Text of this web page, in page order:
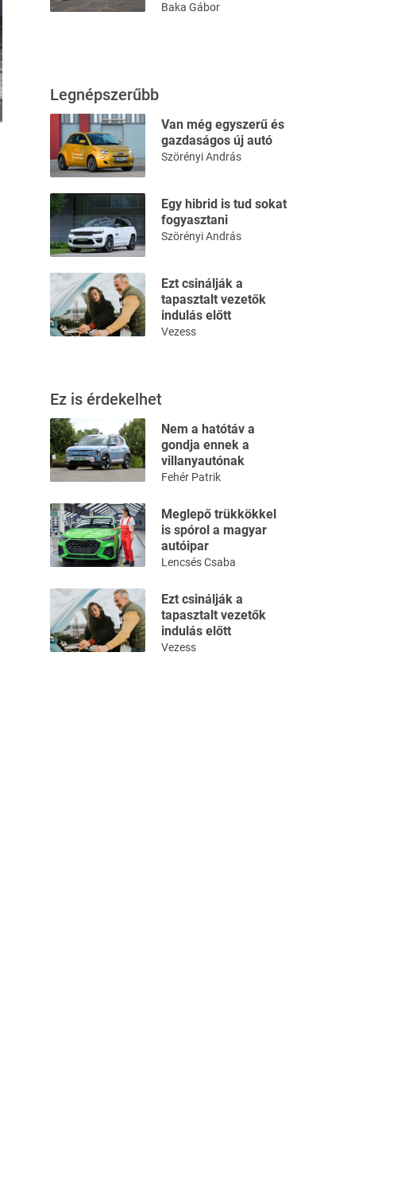
Baka Gábor
Legnépszerűbb
Van még egyszerű és
gazdaságos új autó
Szörényi András
Egy hibrid is tud sokat
fogyasztani
Szörényi András
Ezt csinálják a
tapasztalt vezetők
indulás előtt
Vezess
Ez is érdekelhet
Nem a hatótáv a
gondja ennek a
villanyautónak
Fehér Patrik
Meglepő trükkökkel
is spórol a magyar
autóipar
Lencsés Csaba
Ezt csinálják a
tapasztalt vezetők
indulás előtt
Vezess